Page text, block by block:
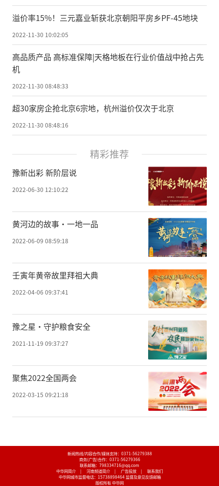
溢价率15%！三元嘉业斩获北京朝阳平房乡PF-45地块
2022-11-30 10:02:05
高品质产品 高标准保障|天格地板在行业价值战中抢占先
机
2022-11-30 08:48:33
超30家房企抢北京6宗地，杭州溢价仅次于北京
2022-11-30 08:48:16
精彩推荐
豫新出彩 新阶层说
2022-06-30 12:10:22
黄河边的故事·一地一品
2022-06-09 08:59:18
壬寅年黄帝故里拜祖大典
2022-04-06 09:37:41
豫之星·守护粮食安全
2021-11-19 09:37:27
聚焦2022全国两会
2022-03-15 09:21:18
新闻热线/内容合作/媒体支持： 0371-56279388
商务(广告)合作： 0371-56279366
联系邮箱：798334716@qq.com
中华网简介
| 河南频道简介 | 广告投放 |
联系我们
中华网城市监督电话： 15738898464 监督及意见反馈邮箱
版权所有 中华网